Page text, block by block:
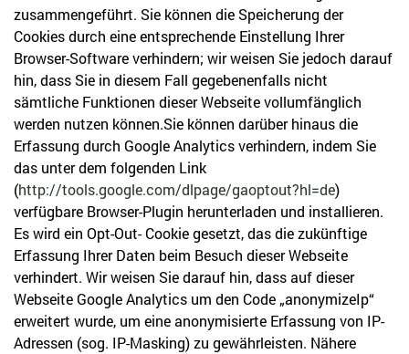
zusammengeführt. Sie können die Speicherung der
Cookies durch eine entsprechende Einstellung Ihrer
Browser-Software verhindern; wir weisen Sie jedoch darauf
hin, dass Sie in diesem Fall gegebenenfalls nicht
sämtliche Funktionen dieser Webseite vollumfänglich
werden nutzen können.Sie können darüber hinaus die
Erfassung durch Google Analytics verhindern, indem Sie
das unter dem folgenden Link
(http://tools.google.com/dlpage/gaoptout?hl=de)
verfügbare Browser-Plugin herunterladen und installieren.
Es wird ein Opt-Out- Cookie gesetzt, das die zukünftige
Erfassung Ihrer Daten beim Besuch dieser Webseite
verhindert. Wir weisen Sie darauf hin, dass auf dieser
Webseite Google Analytics um den Code „anonymizeIp“
erweitert wurde, um eine anonymisierte Erfassung von IP-
Adressen (sog. IP-Masking) zu gewährleisten. Nähere